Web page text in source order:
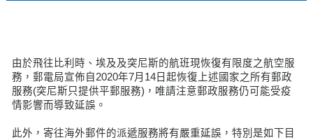
由於飛往比利時、埃及及突尼斯的航班現恢復有限度之航空服
務，郵電局宣佈自2020年7月14日起恢復上述國家之所有郵政
服務(突尼斯只提供平郵服務)，唯請注意郵政服務仍可能受疫
情影響而導致延誤。
此外，寄往海外郵件的派遞服務將有嚴重延誤，特別是如下目